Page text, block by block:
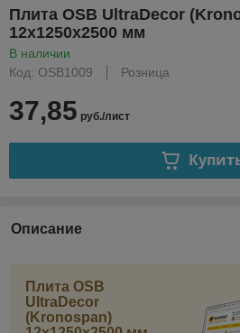
Плита OSB UltraDecor
12х1250х2500 мм
В наличии
Код: OSB1009
Розница
37,85 руб./лист
Описание
Плита OSB
UltraDecor
(Kronospan)